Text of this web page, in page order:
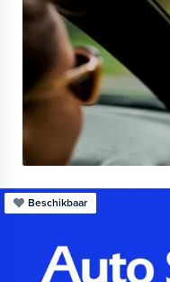
Beschikbaar